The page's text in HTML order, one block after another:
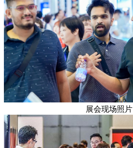
展会现场照片